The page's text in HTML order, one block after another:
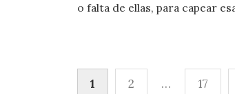
o falta de ellas, para capear
Paginación
1 2 … 17